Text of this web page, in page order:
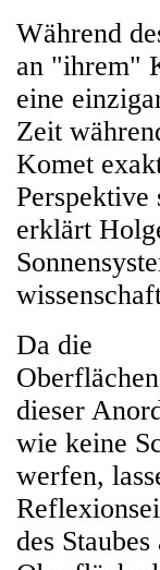
Während
an "ihrem"
eine
Zeit
Komet
erklärt
Da die
dieser
wie keine
werfen,
des